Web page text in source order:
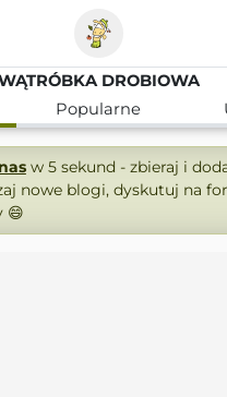
DROBIOWA
Popularne
w 5 sekund - zbieraj i
nowe blogi, dyskutuj na
😄